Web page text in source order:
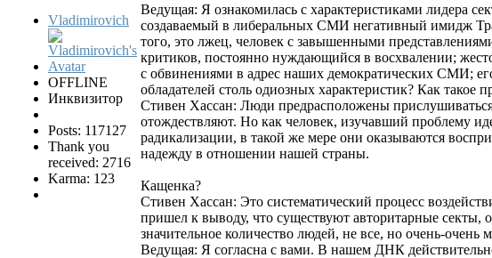
Vladimirovich
OFFLINE
Инквизитор
Posts: 117127
Thank you
received: 2716
Karma: 123
Ведущая: Я ознакомилась с характеристиками лидера
создаваемый в либеральных СМИ негативный имидж
того, это лжец, человек с завышенными
критиков, постоянно нуждающийся в восхвалении;
с обвинениями в адрес наших демократических СМИ;
обладателей столь одиозных характеристик? Как такое
Стивен Хассан: Люди предрасположены
отождествляют. Но как человек, изучавший проблему
радикализации, в такой же мере они оказываются
надежду в отношении нашей страны.
Кащенка?
Стивен Хассан: Это систематический процесс
пришел к выводу, что существуют авторитарные
значительное количество людей, не все, но очень-
Ведущая: Я согласна с вами. В нашем ДНК